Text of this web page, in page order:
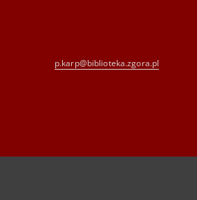
p.karp@biblioteka.zgora.pl